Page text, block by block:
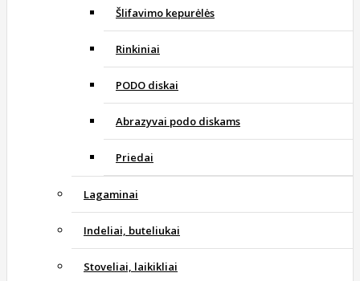
Šlifavimo kepurėlės
Rinkiniai
PODO diskai
Abrazyvai podo diskams
Priedai
Lagaminai
Indeliai, buteliukai
Stoveliai, laikikliai